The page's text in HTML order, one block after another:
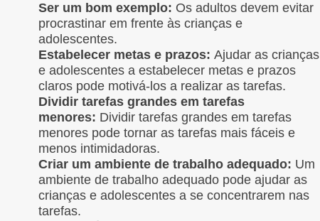
Ser um bom exemplo: Os adultos devem evitar
procrastinar em frente às crianças e
adolescentes.
Estabelecer metas e prazos: Ajudar as crianças
e adolescentes a estabelecer metas e prazos
claros pode motivá-los a realizar as tarefas.
Dividir tarefas grandes em tarefas
menores: Dividir tarefas grandes em tarefas
menores pode tornar as tarefas mais fáceis e
menos intimidadoras.
Criar um ambiente de trabalho adequado: Um
ambiente de trabalho adequado pode ajudar as
crianças e adolescentes a se concentrarem nas
tarefas.